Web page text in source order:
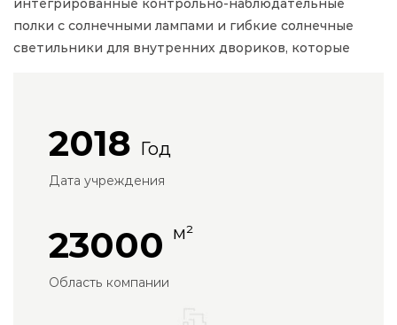
интегрированные контрольно-наблюдательные
полки с солнечными лампами и гибкие солнечные
светильники для внутренних двориков, которые
Китай Производители садовых Декоративные
опоры-светильникииПоставщики Декоративные
опоры-светильники,Мы гордимся нашими
позволяет создавать продукты в соответствии с
чертежами клиента или разрабатывать прототипы,
предоставляем профессиональные консультации,
2018 Год
Дата учреждения
23000 м²
Область компании